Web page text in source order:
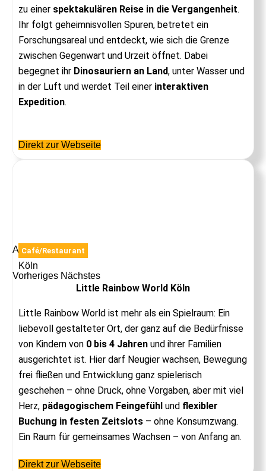
zu einer spektakulären Reise in die Vergangenheit.
Ihr folgt geheimnisvollen Spuren, betretet ein
Forschungsareal und entdeckt, wie sich die Grenze
zwischen Gegenwart und Urzeit öffnet. Dabei
begegnet ihr Dinosauriern an Land, unter Wasser und
in der Luft und werdet Teil einer interaktiven
Expedition.
Direkt zur Webseite
Vorheriges Nächstes
Anzeige
Café/Restaurant
Köln
Little Rainbow World Köln
Little Rainbow World ist mehr als ein Spielraum: Ein
liebevoll gestalteter Ort, der ganz auf die Bedürfnisse
von Kindern von 0 bis 4 Jahren und ihrer Familien
ausgerichtet ist. Hier darf Neugier wachsen, Bewegung
frei fließen und Entwicklung ganz spielerisch
geschehen – ohne Druck, ohne Vorgaben, aber mit viel
Herz, pädagogischem Feingefühl und flexibler
Buchung in festen Zeitslots – ohne Konsumzwang.
Ein Raum für gemeinsames Wachsen – von Anfang an.
Direkt zur Webseite